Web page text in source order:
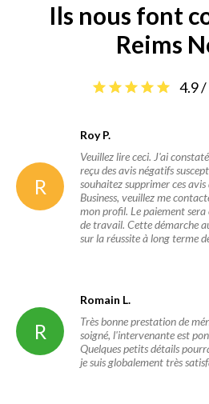
Ils nous font
Reims
4.9 /
R
Roy P.
Veuillez lire ceci. J'ai
reçu des avis négatifs
souhaitez supprimer ces
Business, veuillez me
mon profil. Le paiement sera
de travail. Cette démarche
sur la réussite à long terme
R
Romain L.
Très bonne prestation de
soigné, l'intervenante est
Quelques petits détails
je suis globalement très